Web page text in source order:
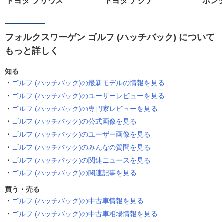
フォルクスワーゲン ゴルフ (ハッチバック) について
もっと詳しく
知る
ゴルフ (ハッチバック)の最新モデルの情報を見る
ゴルフ (ハッチバック)のユーザーレビューを見る
ゴルフ (ハッチバック)の専門家レビューを見る
ゴルフ (ハッチバック)の公式画像を見る
ゴルフ (ハッチバック)のユーザー画像を見る
ゴルフ (ハッチバック)のみんなの質問を見る
ゴルフ (ハッチバック)の関連ニュースを見る
ゴルフ (ハッチバック)の関連記事を見る
買う・売る
ゴルフ (ハッチバック)の中古車情報を見る
ゴルフ (ハッチバック)の中古車相場情報を見る